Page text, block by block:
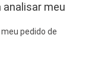
analisar meu
pedido de